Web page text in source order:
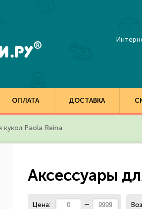
ОПЛАТА ДОСТАВКА
кукол Paola Reina
Аксессуары
Цена: